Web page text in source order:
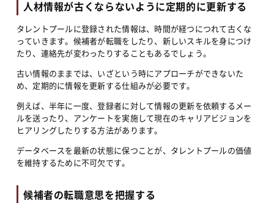
人材情報が古くならないように定期的に更新する
タレントプールに登録された情報は、時間が経つにつれて古くな
っていきます。候補者が転職をしたり、新しいスキルを身につけ
たり、連絡先が変わったりすることもあるでしょう。
古い情報のままでは、いざという時にアプローチができないた
め、定期的に情報を更新する仕組みが必要です。
例えば、半年に一度、登録者に対して情報の更新を依頼するメー
ルを送ったり、アンケートを実施して現在のキャリアビジョンを
ヒアリングしたりする方法があります。
データベースを最新の状態に保つことが、タレントプールの価値
を維持するために不可欠です。
候補者の転職意思を把握する